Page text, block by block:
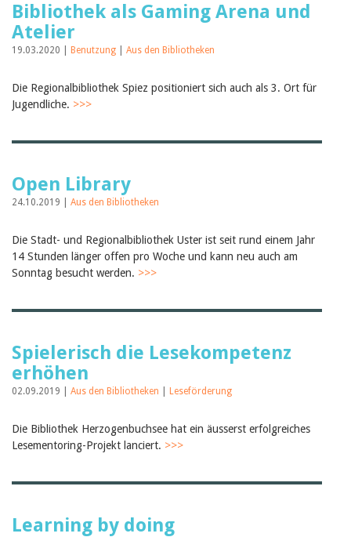
Bibliothek als Gaming Arena und
Atelier
19.03.2020 | Benutzung Aus den Bibliotheken
Die Regionalbibliothek Spiez positioniert sich auch als 3. Ort für
Jugendliche. >>>
Open Library
24.10.2019 | Aus den Bibliotheken
Die Stadt- und Regionalbibliothek Uster ist seit rund einem Jahr
14 Stunden länger offen pro Woche und kann neu auch am
Sonntag besucht werden. >>>
Spielerisch die Lesekompetenz
erhöhen
02.09.2019 | Aus den Bibliotheken Leseförderung
Die Bibliothek Herzogenbuchsee hat ein äusserst erfolgreiches
Lesementoring-Projekt lanciert. >>>
Learning by doing